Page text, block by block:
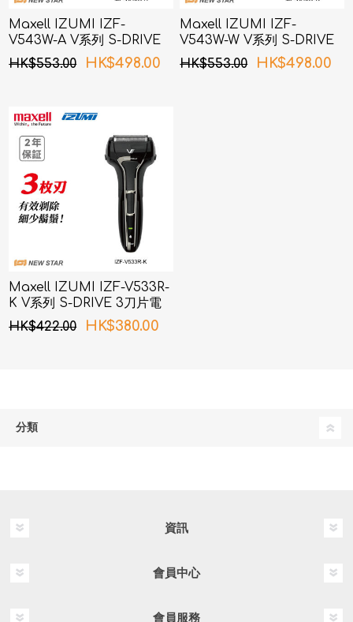
Maxell IZUMI IZF-
V543W-A V系列 S-DRIVE
4刀片電鬚刨 (藍色)
HK$553.00 HK$498.00
Maxell IZUMI IZF-
V543W-W V系列 S-DRIVE
4刀片電鬚刨 (白色)
HK$553.00 HK$498.00
Maxell IZUMI IZF-V533R-
K V系列 S-DRIVE 3刀片電
鬚刨 (黑色)
HK$422.00 HK$380.00
分類
資訊
會員中心
會員服務